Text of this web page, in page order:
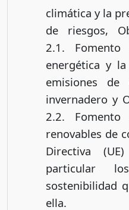
climática y la
de riesgos,
2.1.
energética y
emisiones de
invernadero y
2.2.
renovables de
Directiva
particular
sostenibilidad
ella.